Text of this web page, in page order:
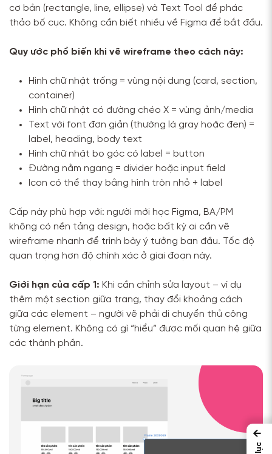
cơ bản (rectangle, line, ellipse) và Text Tool để phác
thảo bố cục. Không cần biết nhiều về Figma để bắt đầu.
Quy ước phổ biến khi vẽ wireframe theo cách này:
Hình chữ nhật trống = vùng nội dung (card, section,
container)
Hình chữ nhật có đường chéo X = vùng ảnh/media
Text với font đơn giản (thường là gray hoặc đen) =
label, heading, body text
Hình chữ nhật bo góc có label = button
Đường nằm ngang = divider hoặc input field
Icon có thể thay bằng hình tròn nhỏ + label
Cấp này phù hợp với: người mới học Figma, BA/PM
không có nền tảng design, hoặc bất kỳ ai cần vẽ
wireframe nhanh để trình bày ý tưởng ban đầu. Tốc độ
quan trọng hơn độ chính xác ở giai đoạn này.
Giới hạn của cấp 1: Khi cần chỉnh sửa layout – ví dụ
thêm một section giữa trang, thay đổi khoảng cách
giữa các element – người vẽ phải di chuyển thủ công
từng element. Không có gì “hiểu” được mối quan hệ giữa
các thành phần.
←